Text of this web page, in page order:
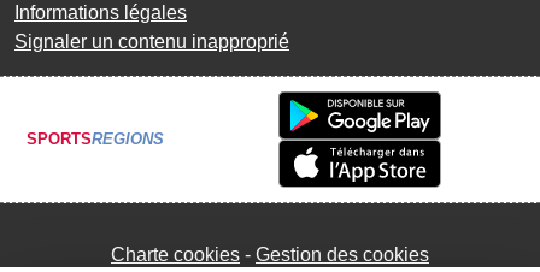
Informations légales
Signaler un contenu inapproprié
SPORTSREGIONS
Charte cookies Gestion des cookies